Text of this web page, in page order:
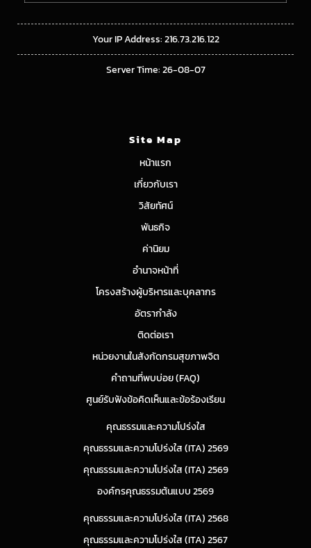
Your IP Address: 216.73.216.122
Server Time: 26-08-07
Site Map
หน้าแรก
เกี่ยวกับเรา
วิสัยทัศน์
พันธกิจ
ค่านิยม
อำนาจหน้าที่
โครงสร้างผู้บริหารและบุคลากร
อัตรากำลัง
ติดต่อเรา
หน่วยงานในสังกัดกรมสุขภาพจิต
คำถามที่พบบ่อย (FAQ)
ศูนย์รับฟังข้อคิดเห็นและข้อร้องเรียน
คุณธรรมและความโปร่งใส
คุณธรรมและความโปร่งใส (ITA) 2569
คุณธรรมและความโปร่งใส (ITA) 2569
องค์กรคุณธรรมต้นแบบ 2569
คุณธรรมและความโปร่งใส (ITA) 2568
คุณธรรมและความโปร่งใส (ITA) 2567